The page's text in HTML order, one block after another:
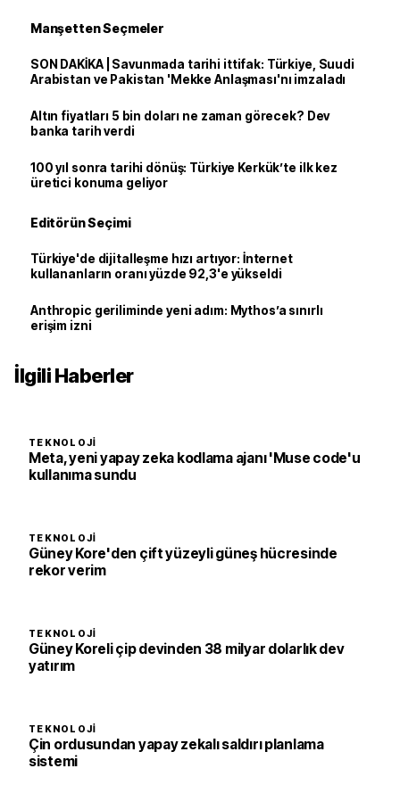
Manşetten Seçmeler
SON DAKİKA | Savunmada tarihi ittifak: Türkiye, Suudi
Arabistan ve Pakistan 'Mekke Anlaşması'nı imzaladı
Altın fiyatları 5 bin doları ne zaman görecek? Dev
banka tarih verdi
100 yıl sonra tarihi dönüş: Türkiye Kerkük’te ilk kez
üretici konuma geliyor
Editörün Seçimi
Türkiye'de dijitalleşme hızı artıyor: İnternet
kullananların oranı yüzde 92,3'e yükseldi
Anthropic geriliminde yeni adım: Mythos’a sınırlı
erişim izni
İlgili Haberler
TEKNOLOJI
Meta, yeni yapay zeka kodlama ajanı 'Muse code'u
kullanıma sundu
TEKNOLOJI
Güney Kore'den çift yüzeyli güneş hücresinde
rekor verim
TEKNOLOJI
Güney Koreli çip devinden 38 milyar dolarlık dev
yatırım
TEKNOLOJI
Çin ordusundan yapay zekalı saldırı planlama
sistemi